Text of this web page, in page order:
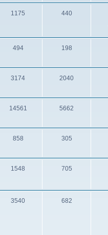
440
1175
198
494
2040
3174
5662
14561
305
858
705
1548
682
3540